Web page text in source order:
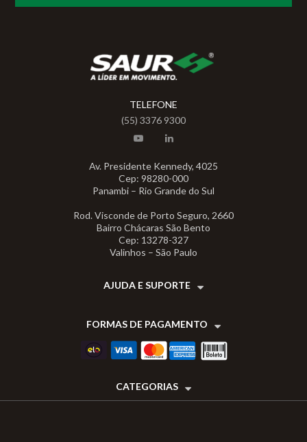
TELEFONE
(55) 3376 9300
Av. Presidente Kennedy, 4025
Cep: 98280-000
Panambi – Rio Grande do Sul
Rod. Visconde de Porto Seguro, 2660
Bairro Chácaras São Bento
Cep: 13278-327
Valinhos – São Paulo
AJUDA E SUPORTE
FORMAS DE PAGAMENTO
CATEGORIAS